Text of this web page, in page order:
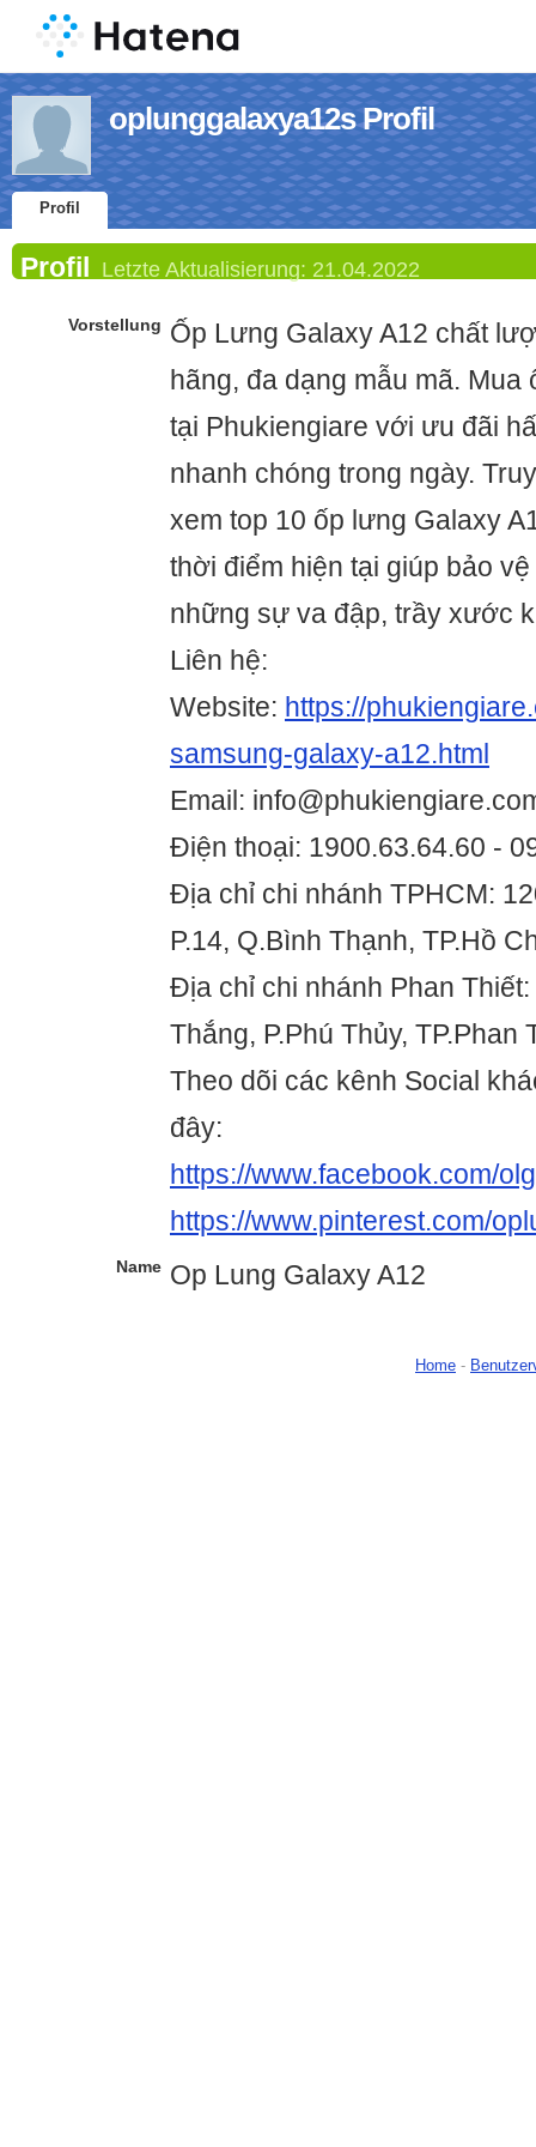
oplunggalaxya12s Profil
Profil
Profil Letzte Aktualisierung: 21.04.2022
Vorstellung Ốp Lưng Galaxy A12 chất
hãng, đa dạng mẫu mã. Mua
tại Phukiengiare với ưu đãi
nhanh chóng trong ngày.
xem top 10 ốp lưng Galaxy
thời điểm hiện tại giúp bảo
những sự va đập, trầy xước
Liên hệ:
Website: https://
samsung-galaxy-a12.html
Email:
Điện thoại: 1900.63.64.60 -
Địa chỉ chi nhánh TPHCM:
P.14, Q.Bình Thạnh, TP.Hồ
Địa chỉ chi nhánh Phan
Thắng, P.Phú Thủy, TP.Phan
Theo dõi các kênh Social
đây:
https://www.facebook.com/
https://www.pinterest.com/
Name Op Lung Galaxy A12
Home -